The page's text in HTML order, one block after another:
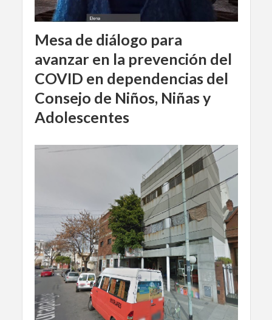
Mesa de diálogo para
avanzar en la prevención del
COVID en dependencias del
Consejo de Niños, Niñas y
Adolescentes